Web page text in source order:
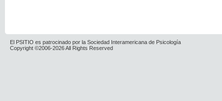
El PSITIO es patrocinado por la Sociedad Interamericana de Psicología
Copyright ©2006-2026 All Rights Reserved